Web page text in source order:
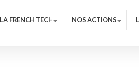
LA FRENCH TECH NOS ACTIONS